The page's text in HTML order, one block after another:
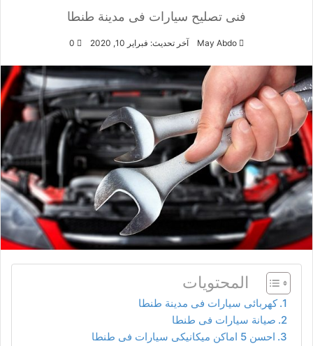
فنى تصليح سيارات فى مدينة طنطا
May Abdo آخر تحديث: فبراير 10, 2020 0
المحتويات
كهربائى سيارات فى مدينة طنطا
صيانة سيارات فى طنطا
احسن 5 اماكن ميكانيكى سيارات فى طنطا